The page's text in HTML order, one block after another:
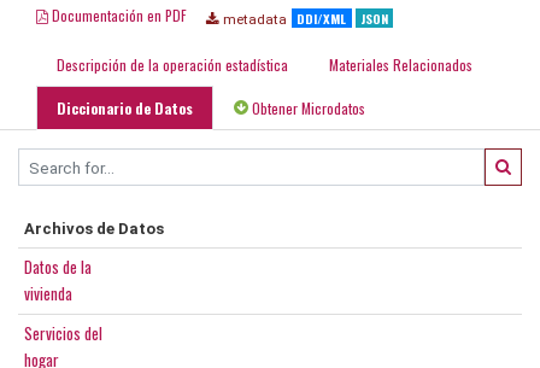
Documentación en PDF metadata DDI/XML JSON
Descripción de la operación estadística Materiales Relacionados
Diccionario de Datos Obtener Microdatos
Archivos de Datos
Datos de la
vivienda
Servicios del
hogar